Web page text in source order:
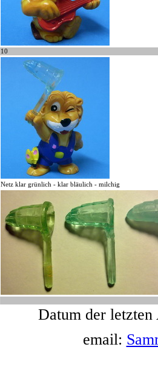
10
Netz klar grünlich - klar bläulich - milchig
Datum der
email: